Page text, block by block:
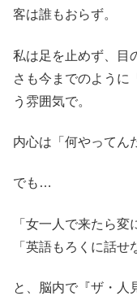
客は誰もおらず。
私は足を止めず、目
さも今までのように
う雰囲気で。
内心は「何やってん
でも…
「女一人で来たら変
「英語もろくに話
と、脳内で『ザ・人